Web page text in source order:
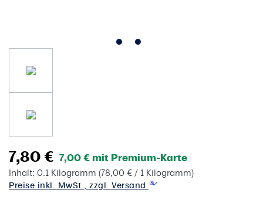
7,80 € 7,00 € mit Premium-Karte
Inhalt: 0.1 Kilogramm (78,00 € / 1 Kilogramm)
Preise inkl. MwSt., zzgl. Versand